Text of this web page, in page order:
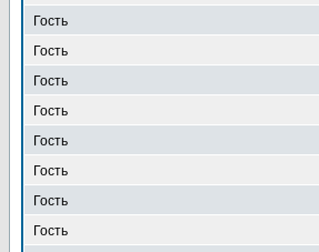
Гость
Гость
Гость
Гость
Гость
Гость
Гость
Гость